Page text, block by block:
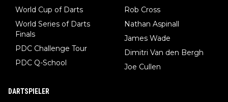
World Cup of Darts
World Series of Darts
Finals
PDC Challenge Tour
PDC Q-School
Rob Cross
Nathan Aspinall
James Wade
Dimitri Van den Bergh
Joe Cullen
DARTSPIELER